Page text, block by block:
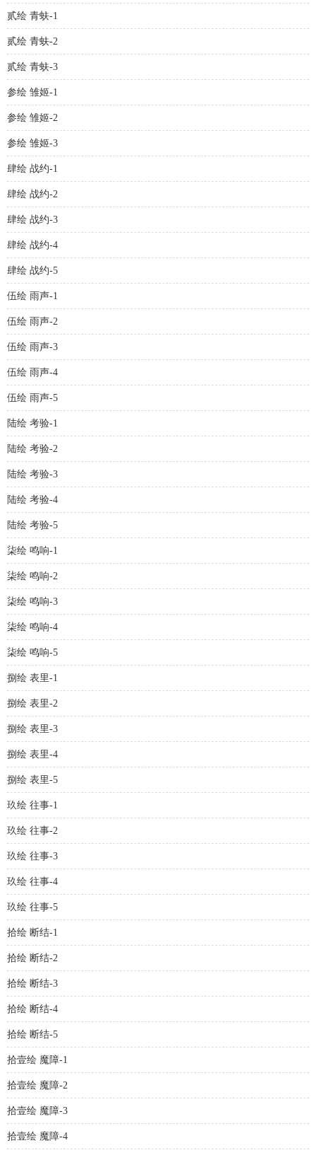
贰绘 青蚨-1
贰绘 青蚨-2
贰绘 青蚨-3
参绘 雏姬-1
参绘 雏姬-2
参绘 雏姬-3
肆绘 战约-1
肆绘 战约-2
肆绘 战约-3
肆绘 战约-4
肆绘 战约-5
伍绘 雨声-1
伍绘 雨声-2
伍绘 雨声-3
伍绘 雨声-4
伍绘 雨声-5
陆绘 考验-1
陆绘 考验-2
陆绘 考验-3
陆绘 考验-4
陆绘 考验-5
柒绘 鸣响-1
柒绘 鸣响-2
柒绘 鸣响-3
柒绘 鸣响-4
柒绘 鸣响-5
捌绘 表里-1
捌绘 表里-2
捌绘 表里-3
捌绘 表里-4
捌绘 表里-5
玖绘 往事-1
玖绘 往事-2
玖绘 往事-3
玖绘 往事-4
玖绘 往事-5
拾绘 断结-1
拾绘 断结-2
拾绘 断结-3
拾绘 断结-4
拾绘 断结-5
拾壹绘 魔障-1
拾壹绘 魔障-2
拾壹绘 魔障-3
拾壹绘 魔障-4